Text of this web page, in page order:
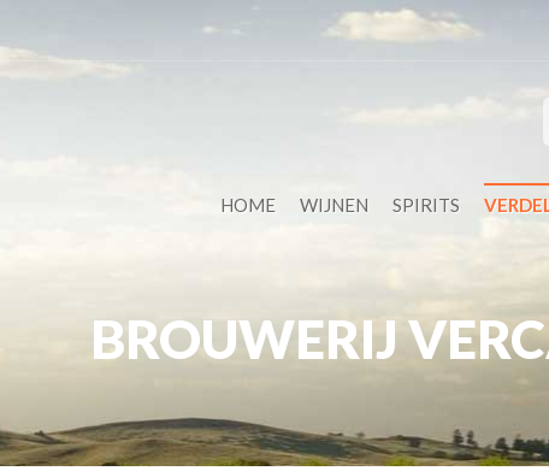
HOME WIJNEN SPIRITS
BROUWERIJ